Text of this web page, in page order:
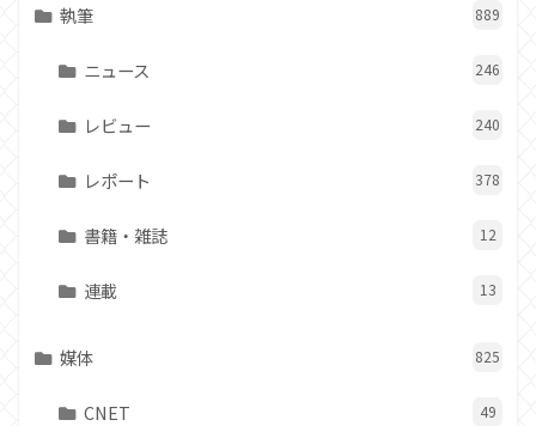
執筆 889
ニュース 246
レビュー 240
レポート 378
書籍・雑誌 12
連載 13
媒体 825
CNET 49